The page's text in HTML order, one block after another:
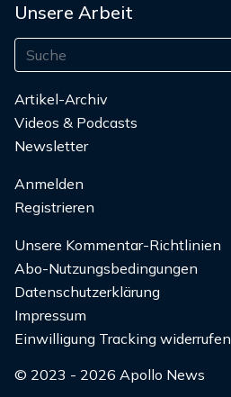
Unsere Arbeit
Artikel-Archiv
Videos & Podcasts
Newsletter
Anmelden
Registrieren
Unsere Kommentar-Richtlinien
Abo-Nutzungsbedingungen
Datenschutzerklärung
Impressum
Einwilligung Tracking widerrufen
© 2023 - 2026 Apollo News